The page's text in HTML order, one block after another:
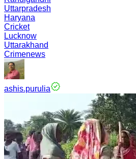
Uttarpradesh
Haryana
Cricket
Lucknow
Uttarakhand
Crimenews
ashis.purulia